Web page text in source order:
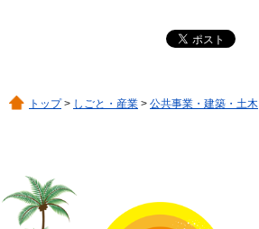
トップ> しごと・産業 > 公共事業・建築・土木